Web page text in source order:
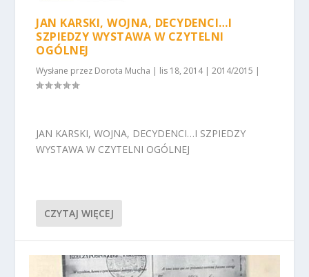
JAN KARSKI, WOJNA, DECYDENCI…I
SZPIEDZY WYSTAWA W CZYTELNI
OGÓLNEJ
Wysłane przez Dorota Mucha | lis 18, 2014|2014/2015 |
JAN KARSKI, WOJNA, DECYDENCI…I SZPIEDZY
WYSTAWA W CZYTELNI OGÓLNEJ
CZYTAJ WIĘCEJ